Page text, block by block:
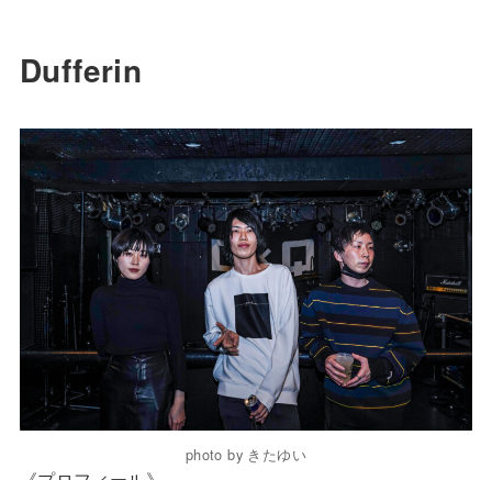
Dufferin
photo by きたゆい